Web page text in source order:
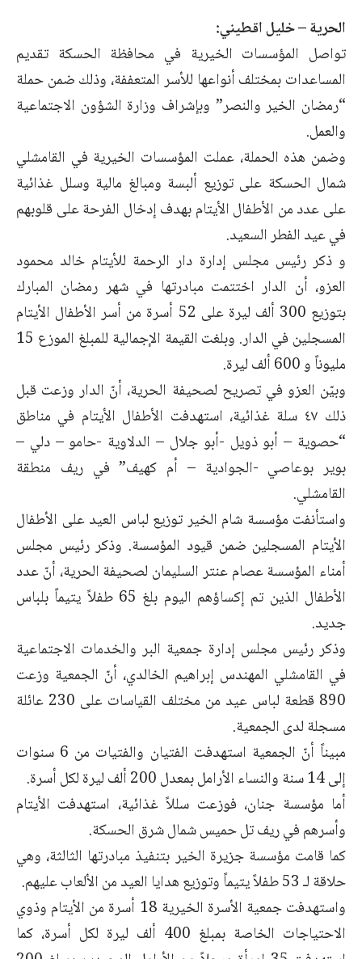
الحرية – خليل اقطيني:
تواصل المؤسسات الخيرية في محافظة الحسكة تقديم
المساعدات بمختلف أنواعها للأسر المتعففة، وذلك ضمن حملة
“رمضان الخير والنصر” وبإشراف وزارة الشؤون الاجتماعية
والعمل.
وضمن هذه الحملة، عملت المؤسسات الخيرية في القامشلي
شمال الحسكة على توزيع ألبسة ومبالغ مالية وسلل غذائية
على عدد من الأطفال الأيتام بهدف إدخال الفرحة على قلوبهم
في عيد الفطر السعيد.
و ذكر رئيس مجلس إدارة دار الرحمة للأيتام خالد محمود
العزو، أن الدار اختتمت مبادرتها في شهر رمضان المبارك
بتوزيع 300 ألف ليرة على 52 أسرة من أسر الأطفال الأيتام
المسجلين في الدار. وبلغت القيمة الإجمالية للمبلغ الموزع 15
مليوناً و 600 ألف ليرة.
وبيّن العزو في تصريح لصحيفة الحرية، أنّ الدار وزعت قبل
ذلك ٤٧ سلة غذائية، استهدفت الأطفال الأيتام في مناطق
“حصوية – أبو ذويل -أبو جلال – الدلاوية -حامو – دلي –
بوير بوعاصي -الجوادية – أم كهيف” في ريف منطقة
القامشلي.
واستأنفت مؤسسة شام الخير توزيع لباس العيد على الأطفال
الأيتام المسجلين ضمن قيود المؤسسة. وذكر رئيس مجلس
أمناء المؤسسة عصام عنتر السليمان لصحيفة الحرية، أنّ عدد
الأطفال الذين تم إكساؤهم اليوم بلغ 65 طفلاً يتيماً بلباس
جديد.
وذكر رئيس مجلس إدارة جمعية البر والخدمات الاجتماعية
في القامشلي المهندس إبراهيم الخالدي، أنّ الجمعية وزعت
890 قطعة لباس عيد من مختلف القياسات على 230 عائلة
مسجلة لدى الجمعية.
مبيناً أنّ الجمعية استهدفت الفتيان والفتيات من 6 سنوات
إلى 14 سنة والنساء الأرامل بمعدل 200 ألف ليرة لكل أسرة.
أما مؤسسة جنان، فوزعت سللاً غذائية، استهدفت الأيتام
وأسرهم في ريف تل حميس شمال شرق الحسكة.
كما قامت مؤسسة جزيرة الخير بتنفيذ مبادرتها الثالثة، وهي
حلاقة لـ 53 طفلاً يتيماً وتوزيع هدايا العيد من الألعاب عليهم.
واستهدفت جمعية الأسرة الخيرية 18 أسرة من الأيتام وذوي
الاحتياجات الخاصة بمبلغ 400 ألف ليرة لكل أسرة، كما